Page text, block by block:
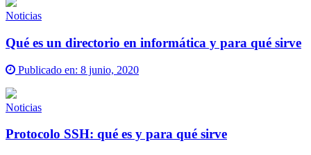
Noticias
Qué es un directorio en informática y para qué sirve
Publicado en: 8 junio, 2020
Noticias
Protocolo SSH: qué es y para qué sirve